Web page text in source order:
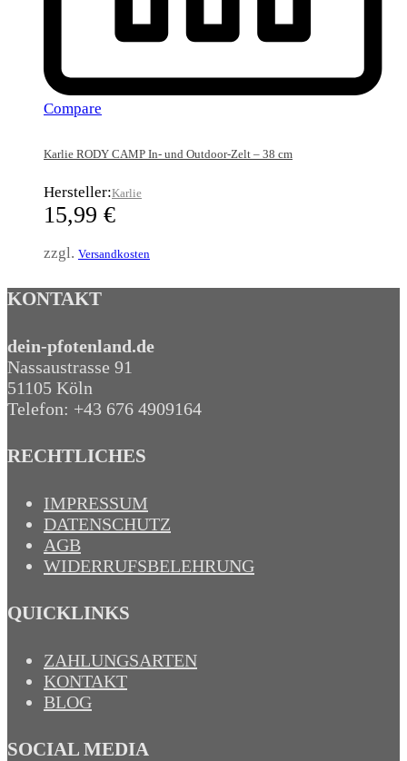
Compare
Karlie RODY CAMP In- und Outdoor-Zelt – 38 cm
Hersteller:Karlie
15,99 €
zzgl. Versandkosten
KONTAKT
dein-pfotenland.de
Nassaustrasse 91
51105 Köln
Telefon: +43 676 4909164‬
RECHTLICHES
IMPRESSUM
DATENSCHUTZ
AGB
WIDERRUFSBELEHRUNG
QUICKLINKS
ZAHLUNGSARTEN
KONTAKT
BLOG
SOCIAL MEDIA